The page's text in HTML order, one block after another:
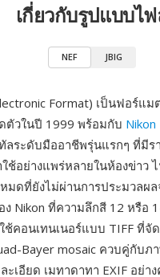
เกี่ยวกับรูปแบบไ
NEF JBIG
Format) เป็นฟอร์แม
ตัวในปี 1999 พร้อมกับ Nikon
ลระดับมืออาชีพรุ่นแรกๆ ที่มีร
ช้อย่างแพร่หลายในห้องข่าว
มดที่ยังไม่ผ่านการประมวลผล
ง Nikon ที่ความลึกสี 12 หรือ
คอนเทนเนอร์แบบ TIFF ที่จั
Bayer mosaic ควบคู่กับภา
ะเอียด เมทาดาทา EXIF อย่า